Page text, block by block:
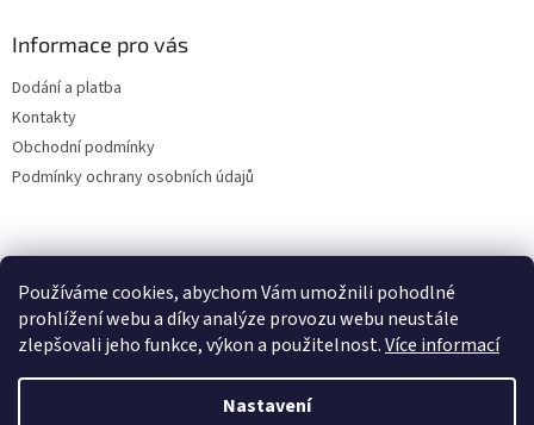
Používáme cookies, abychom Vám umožnili pohodlné
prohlížení webu a díky analýze provozu webu neustále
zlepšovali jeho funkce, výkon a použitelnost.Více informací
Nastavení
Informace pro vás
Dodání a platba
Kontakty
Obchodní podmínky
Podmínky ochrany osobních údajů
Vytvořil Shoptet